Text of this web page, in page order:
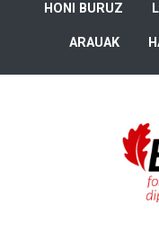
HONI BURUZ
ARAUAK